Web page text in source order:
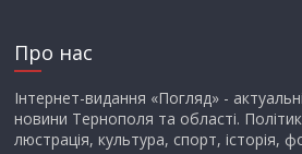
Про нас
Інтернет-видання «Погляд» -
новини Тернополя та області.
люстрація, культура, спорт, історія,